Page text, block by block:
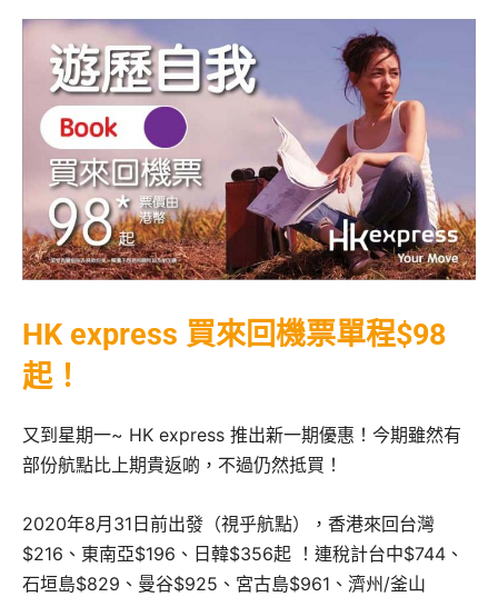
HK express 買來回機票單程$98
起！
又到星期一~ HK express 推出新一期優惠！今期雖然有
部份航點比上期貴返啲，不過仍然抵買！
2020年8月31日前出發（視乎航點），香港來回台灣
$216、東南亞$196、日韓$356起 ！連稅計台中$744、
石垣島$829、曼谷$925、宮古島$961、濟州/釜山